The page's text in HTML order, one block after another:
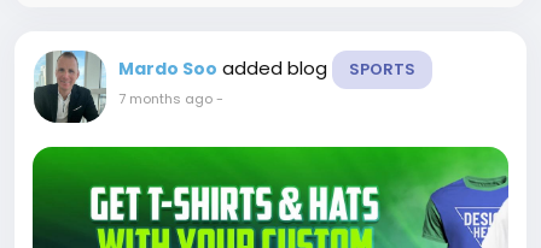
Mardo Soo added blog SPORTS
7 months ago-